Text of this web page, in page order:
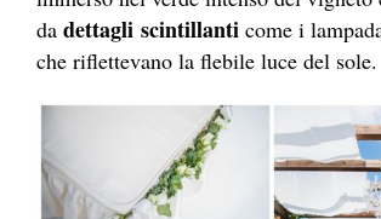
da dettagli scintillanti come i
che riflettevano la flebile luce del sole.